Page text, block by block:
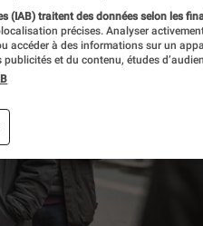
(IAB) traitent des données selon les
précises. Analyser
accéder à des informations sur un
et du contenu, études